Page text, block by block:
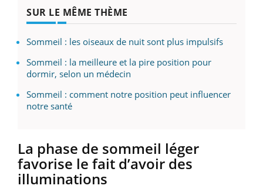
SUR LE MÊME THÈME
Sommeil : les oiseaux de nuit sont plus impulsifs
Sommeil : la meilleure et la pire position pour
dormir, selon un médecin
Sommeil : comment notre position peut influencer
notre santé
La phase de sommeil léger
favorise le fait d’avoir des
illuminations